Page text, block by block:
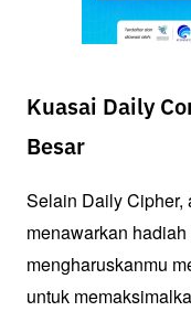
Kuasai Daily
Besar
Selain Daily Cipher,
menawarkan
mengharuskanmu
untuk